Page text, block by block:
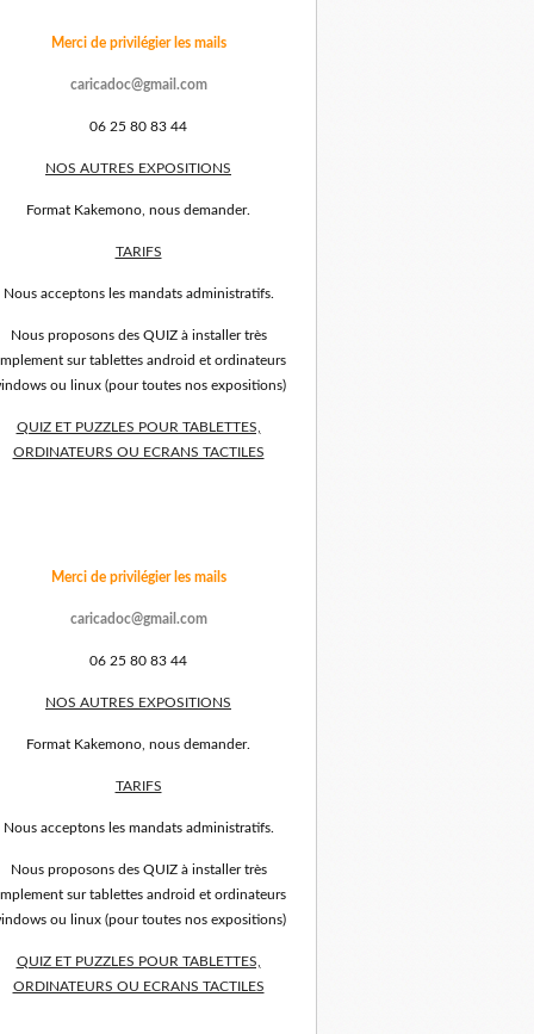
Merci de privilégier les mails
caricadoc@gmail.com
06 25 80 83 44
NOS AUTRES EXPOSITIONS
Format Kakemono, nous demander.
TARIFS
Nous acceptons les mandats administratifs.
Nous proposons des QUIZ à installer très
sur tablettes android et ordinateurs
ou linux (pour toutes nos expositions)
QUIZ ET PUZZLES POUR TABLETTES,
ORDINATEURS OU ECRANS TACTILES
Merci de privilégier les mails
caricadoc@gmail.com
06 25 80 83 44
NOS AUTRES EXPOSITIONS
Format Kakemono, nous demander.
TARIFS
Nous acceptons les mandats administratifs.
Nous proposons des QUIZ à installer très
sur tablettes android et ordinateurs
ou linux (pour toutes nos expositions)
QUIZ ET PUZZLES POUR TABLETTES,
ORDINATEURS OU ECRANS TACTILES